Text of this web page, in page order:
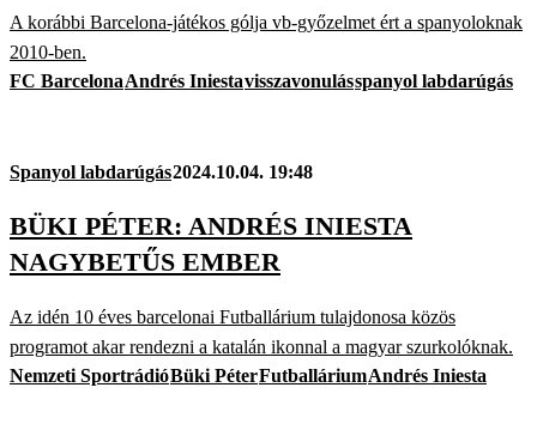
A korábbi Barcelona-játékos gólja vb-győzelmet ért a spanyoloknak
2010-ben.
FC BarcelonaAndrés Iniestavisszavonulásspanyol labdarúgás
Spanyol labdarúgás2024.10.04. 19:48
BÜKI PÉTER: ANDRÉS INIESTA
NAGYBETŰS EMBER
Az idén 10 éves barcelonai Futballárium tulajdonosa közös
programot akar rendezni a katalán ikonnal a magyar szurkolóknak.
Nemzeti SportrádióBüki PéterFutballáriumAndrés Iniesta